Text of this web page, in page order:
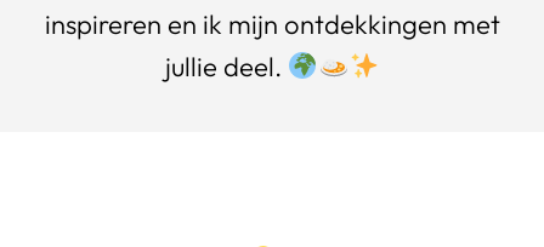
inspireren en ik mijn ontdekkingen met
jullie deel.